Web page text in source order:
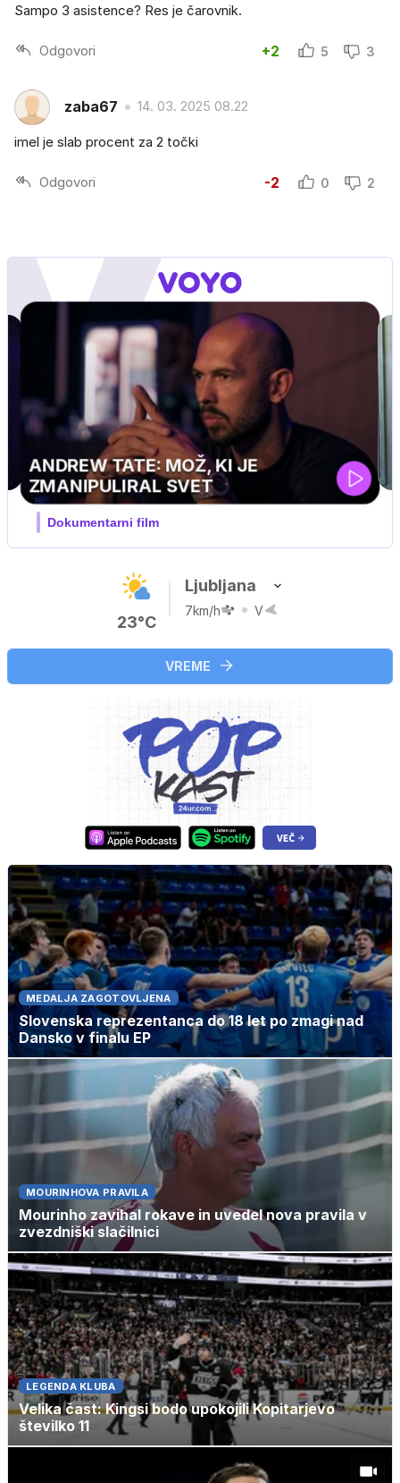
Sampo 3 asistence? Res je čarovnik.
Odgovori +2 5 3
zaba67 14. 03. 2025 08.22
imel je slab procent za 2 točki
Odgovori -2 0 2
MOJ PRIJATELJ PINGVIN
Film meseca / družinski, pustolovski
23°C
Ljubljana
7km/h V
VREME
MEDALJA ZAGOTOVLJENA
Slovenska reprezentanca do 18 let po zmagi nad
Dansko v finalu EP
MOURINHOVA PRAVILA
Mourinho zavihal rokave in uvedel nova pravila v
zvezdniški slačilnici
LEGENDA KLUBA
Velika čast: Kingsi bodo upokojili Kopitarjevo
številko 11